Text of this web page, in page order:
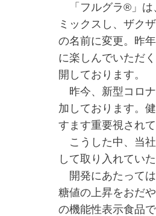
「フルグラ®」は
ミックスし、ザク
の名前に変更。昨
に楽しんでいただ
開しております。
昨今、新型コロナ
加しております。
すます重要視され
こうした中、当社
して取り入れてい
開発にあたっては
糖値の上昇をおだ
の機能性表示食品